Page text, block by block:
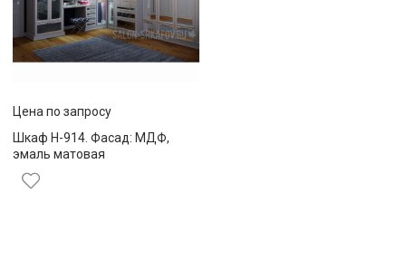
Цена по запросу
Шкаф Н-914. Фасад: МДФ,
эмаль матовая